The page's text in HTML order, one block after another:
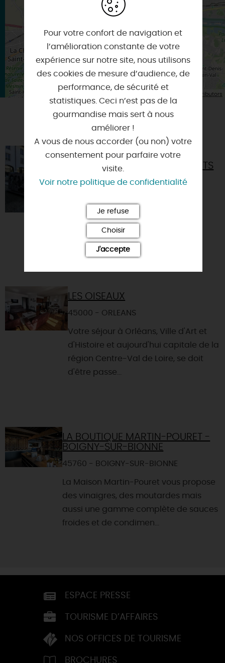
ORLEANS
| Map data © OpenStreetMap contributors
VOUS AIMEREZ AUSSI
CERCIL - MUSÉE
MÉMORIAL DES ENFANTS
LES OISEAUX
45000 - ORLEANS
Votre séjour à Orléans, Ville d'Art et
d'Histoire et aujourd'hui capitale de la
région Centre-Val de Loire, se doit
d'être passe...
LA BOUTIQUE MARTIN-POURET -
BOIGNY-SUR-BIONNE
45760 - BOIGNY-SUR-BIONNE
La Maison Martin-Pouret vous propose
des vinaigres, des moutardes mais
aussi une gamme complète de sauces
froides et de condimen...
ESPACE PRESSE
TOURISME D’AFFAIRES
NOS OFFICES DE TOURISME
BROCHURES
Pour votre confort de navigation et
l’amélioration constante de votre
expérience sur notre site, nous utilisons
des cookies de mesure d’audience, de
performance, de sécurité et
statistiques. Ceci n’est pas de la
gourmandise mais sert à nous
améliorer !
A vous de nous accorder (ou non) votre
consentement pour parfaire votre
visite.
Voir notre politique de confidentialité
Je refuse
Choisir
J'accepte